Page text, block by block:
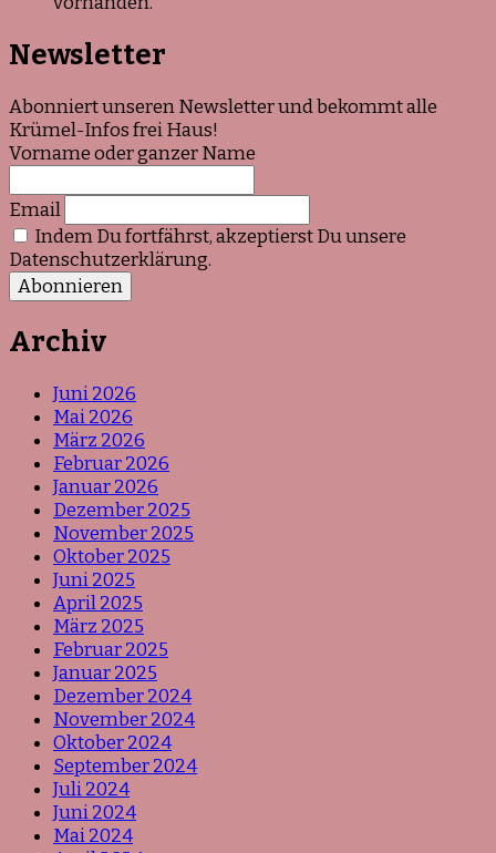
Newsletter
Abonniert unseren Newsletter und bekommt alle
Krümel-Infos frei Haus!
Vorname oder ganzer Name
Email
Indem Du fortfährst, akzeptierst Du unsere
Datenschutzerklärung.
Archiv
Juni 2026
Mai 2026
März 2026
Februar 2026
Januar 2026
Dezember 2025
November 2025
Oktober 2025
Juni 2025
April 2025
März 2025
Februar 2025
Januar 2025
Dezember 2024
November 2024
Oktober 2024
September 2024
Juli 2024
Juni 2024
Mai 2024